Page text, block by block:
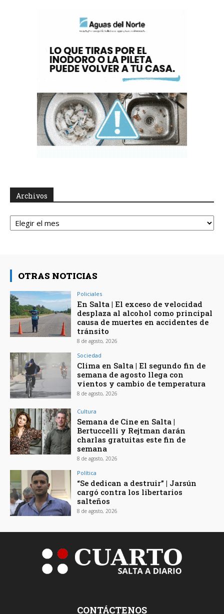
Archivos
Archivos
OTRAS NOTICIAS
Policiales
En Salta | El exceso de velocidad
desplaza al alcohol como principal
causa de muertes en accidentes de
tránsito
8 de agosto, 2026
Sociedad
Clima en Salta | El segundo fin de
semana de agosto llega con
vientos y cambio de temperatura
8 de agosto, 2026
Cultura
Semana de Cine en Salta |
Bertuccelli y Rejtman darán
charlas gratuitas este fin de
semana
8 de agosto, 2026
Política
“Se dedican a destruir” | Jarsún
cargó contra los libertarios
salteños
8 de agosto, 2026
CONTÁCTENOS